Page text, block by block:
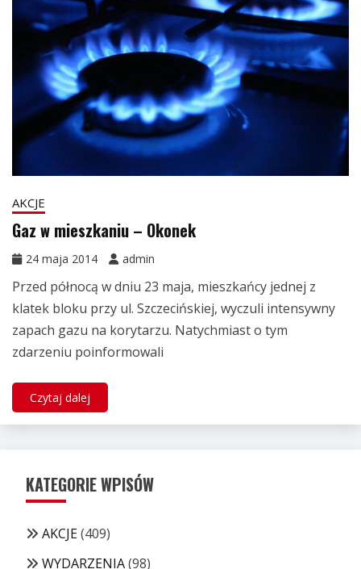
AKCJE
Gaz w mieszkaniu – Okonek
24 maja 2014 admin
Przed północą w dniu 23 maja, mieszkańcy jednej z
klatek bloku przy ul. Szczecińskiej, wyczuli intensywny
zapach gazu na korytarzu. Natychmiast o tym
zdarzeniu poinformowali
Czytaj dalej
KATEGORIE WPISÓW
AKCJE(409)
WYDARZENIA(98)